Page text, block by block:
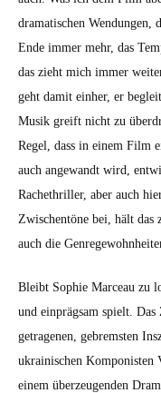
drama­tis­chen Wen­dun­gen,
Ende immer mehr, das
das zieht mich immer
geht damit ein­her, er
Musik greift nicht zu
Regel, dass in einem Film
auch ange­wandt wird,
Rachethriller, aber auch
Zwis­chen­töne bei, hält das
auch die
Bleibt Sophie Marceau zu
und ein­prägsam spielt.
getra­ge­nen, gebrem­sten
ukrainis­chen Kom­pon­is­ten
einem überzeu­gen­den